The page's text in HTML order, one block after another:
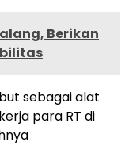
Berikan
sebagai alat
para RT di